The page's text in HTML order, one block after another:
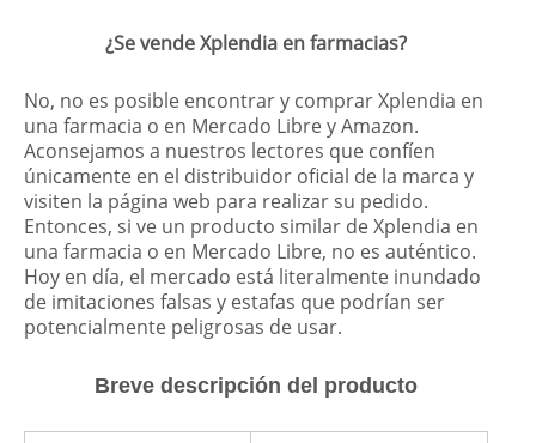
¿Se vende Xplendia en farmacias?
No, no es posible encontrar y comprar Xplendia en
una farmacia o en Mercado Libre y Amazon.
Aconsejamos a nuestros lectores que confíen
únicamente en el distribuidor oficial de la marca y
visiten la página web para realizar su pedido.
Entonces, si ve un producto similar de Xplendia en
una farmacia o en Mercado Libre, no es auténtico.
Hoy en día, el mercado está literalmente inundado
de imitaciones falsas y estafas que podrían ser
potencialmente peligrosas de usar.
Breve descripción del producto